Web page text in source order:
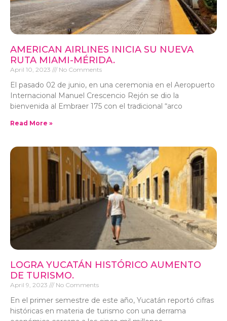
AMERICAN AIRLINES INICIA SU NUEVA
RUTA MIAMI-MÉRIDA.
April 10, 2023 No Comments
El pasado 02 de junio, en una ceremonia en el Aeropuerto
Internacional Manuel Crescencio Rejón se dio la
bienvenida al Embraer 175 con el tradicional “arco
Read More »
LOGRA YUCATÁN HISTÓRICO AUMENTO
DE TURISMO.
April 9, 2023 No Comments
En el primer semestre de este año, Yucatán reportó cifras
históricas en materia de turismo con una derrama